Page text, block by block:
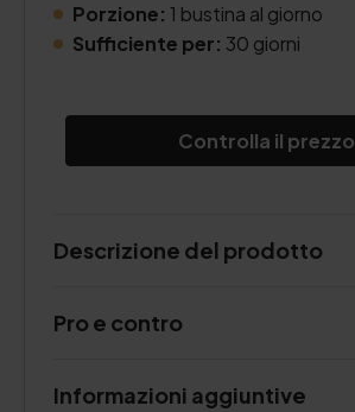
Porzione: 1 bustina al giorno
Sufficiente per: 30 giorni
Controlla il prezzo
Descrizione del prodotto
Pro e contro
Informazioni aggiuntive